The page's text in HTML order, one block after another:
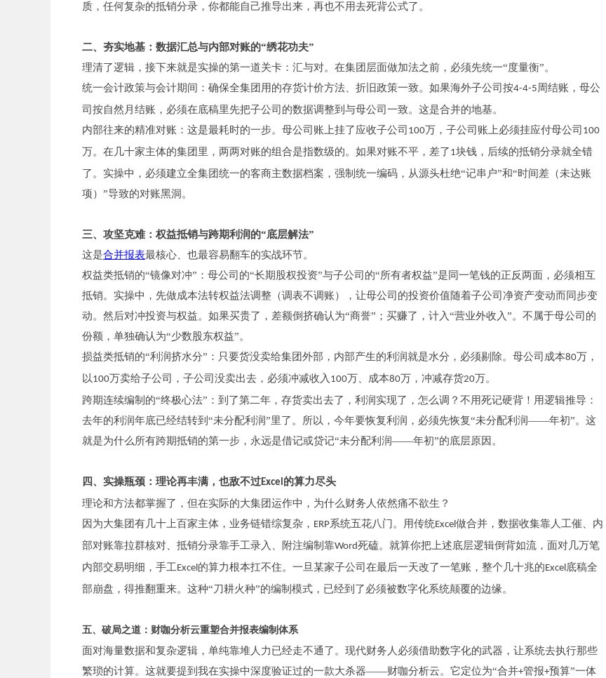
质，任何复杂的抵销分录，你都能自己推导出来，再也不用去死背公式了。
二、夯实地基：数据汇总与内部对账的“绣花功夫”
理清了逻辑，接下来就是实操的第一道关卡：汇与对。在集团层面做加法之前，必须先统一“度量衡”。
统一会计政策与会计期间：确保全集团用的存货计价方法、折旧政策一致。如果海外子公司按4-4-5 周结账，母公
司按自然月结账，必须在底稿里先把子公司的数据调整到与母公司一致。这是合并的地基。
内部往来的精准对账：这是最耗时的一步。母公司账上挂了应收子公司 100万，子公司账上必须挂应付母公司 100
万。在几十家主体的集团里，两两对账的组合是指数级的。如果对账不平，差了 1块钱，后续的抵销分录就全错
了。实操中，必须建立全集团统一的客商主数据档案，强制统一编码，从源头杜绝“记串户”和“时间差（未达账
项）”导致的对账黑洞。
三、攻坚克难：权益抵销与跨期利润的“底层解法”
这是合并报表最核心、也最容易翻车的实战环节。
权益类抵销的“镜像对冲”：母公司的“长期股权投资”与子公司的“所有者权益”是同一笔钱的正反两面，必须相互
抵销。实操中，先做成本法转权益法调整（调表不调账），让母公司的投资价值随着子公司净资产变动而同步变
动。然后对冲投资与权益。如果买贵了，差额倒挤确认为“商誉”；买赚了，计入“营业外收入”。不属于母公司的
份额，单独确认为“少数股东权益”。
损益类抵销的“利润挤水分”：只要货没卖给集团外部，内部产生的利润就是水分，必须剔除。母公司成本80万，
以 100万卖给子公司，子公司没卖出去，必须冲减收入 100万、成本80万，冲减存货20万。
跨期连续编制的“终极心法”：到了第二年，存货卖出去了，利润实现了，怎么调？不用死记硬背！用逻辑推导：
去年的利润年底已经结转到“未分配利润”里了。所以，今年要恢复利润，必须先恢复“未分配利润——年初”。这
就是为什么所有跨期抵销的第一步，永远是借记或贷记“未分配利润——年初”的底层原因。
四、实操瓶颈：理论再丰满，也敌不过Excel的算力尽头
理论和方法都掌握了，但在实际的大集团运作中，为什么财务人依然痛不欲生？
因为大集团有几十上百家主体，业务链错综复杂， ERP系统五花八门。用传统Excel做合并，数据收集靠人工催、内
部对账靠拉群核对、抵销分录靠手工录入、附注编制靠Word死磕。就算你把上述底层逻辑倒背如流，面对几万笔
内部交易明细，手工Excel的算力根本扛不住。一旦某家子公司在最后一天改了一笔账，整个几十兆的Excel底稿全
部崩盘，得推翻重来。这种“刀耕火种”的编制模式，已经到了必须被数字化系统颠覆的边缘。
五、破局之道：财咖分析云重塑合并报表编制体系
面对海量数据和复杂逻辑，单纯靠堆人力已经走不通了。现代财务人必须借助数字化的武器，让系统去执行那些
繁琐的计算。这就要提到我在实操中深度验证过的一款大杀器——财咖分析云。它定位为“合并+管报+预算”一体